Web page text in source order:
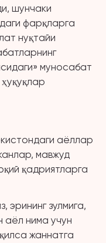
шунчаки
фарқларга
нуқтайи
муносабат
аёллар
мавжуд
қадриятларга
эрининг зулмига,
аёл нима учун
жаннатга